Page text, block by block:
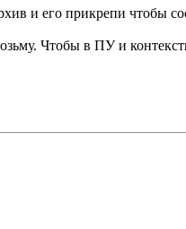
и его прикрепи чтобы
Чтобы в ПУ и